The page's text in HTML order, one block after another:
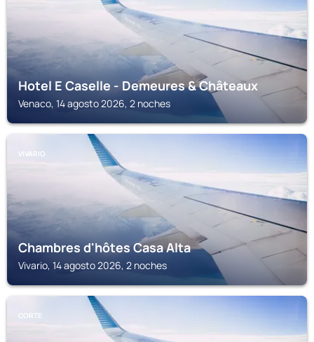
Hotel E Caselle - Demeures & Châteaux
Venaco, 14 agosto 2026, 2 noches
VIVARIO
Chambres d'hôtes Casa Alta
Vivario, 14 agosto 2026, 2 noches
CORTE